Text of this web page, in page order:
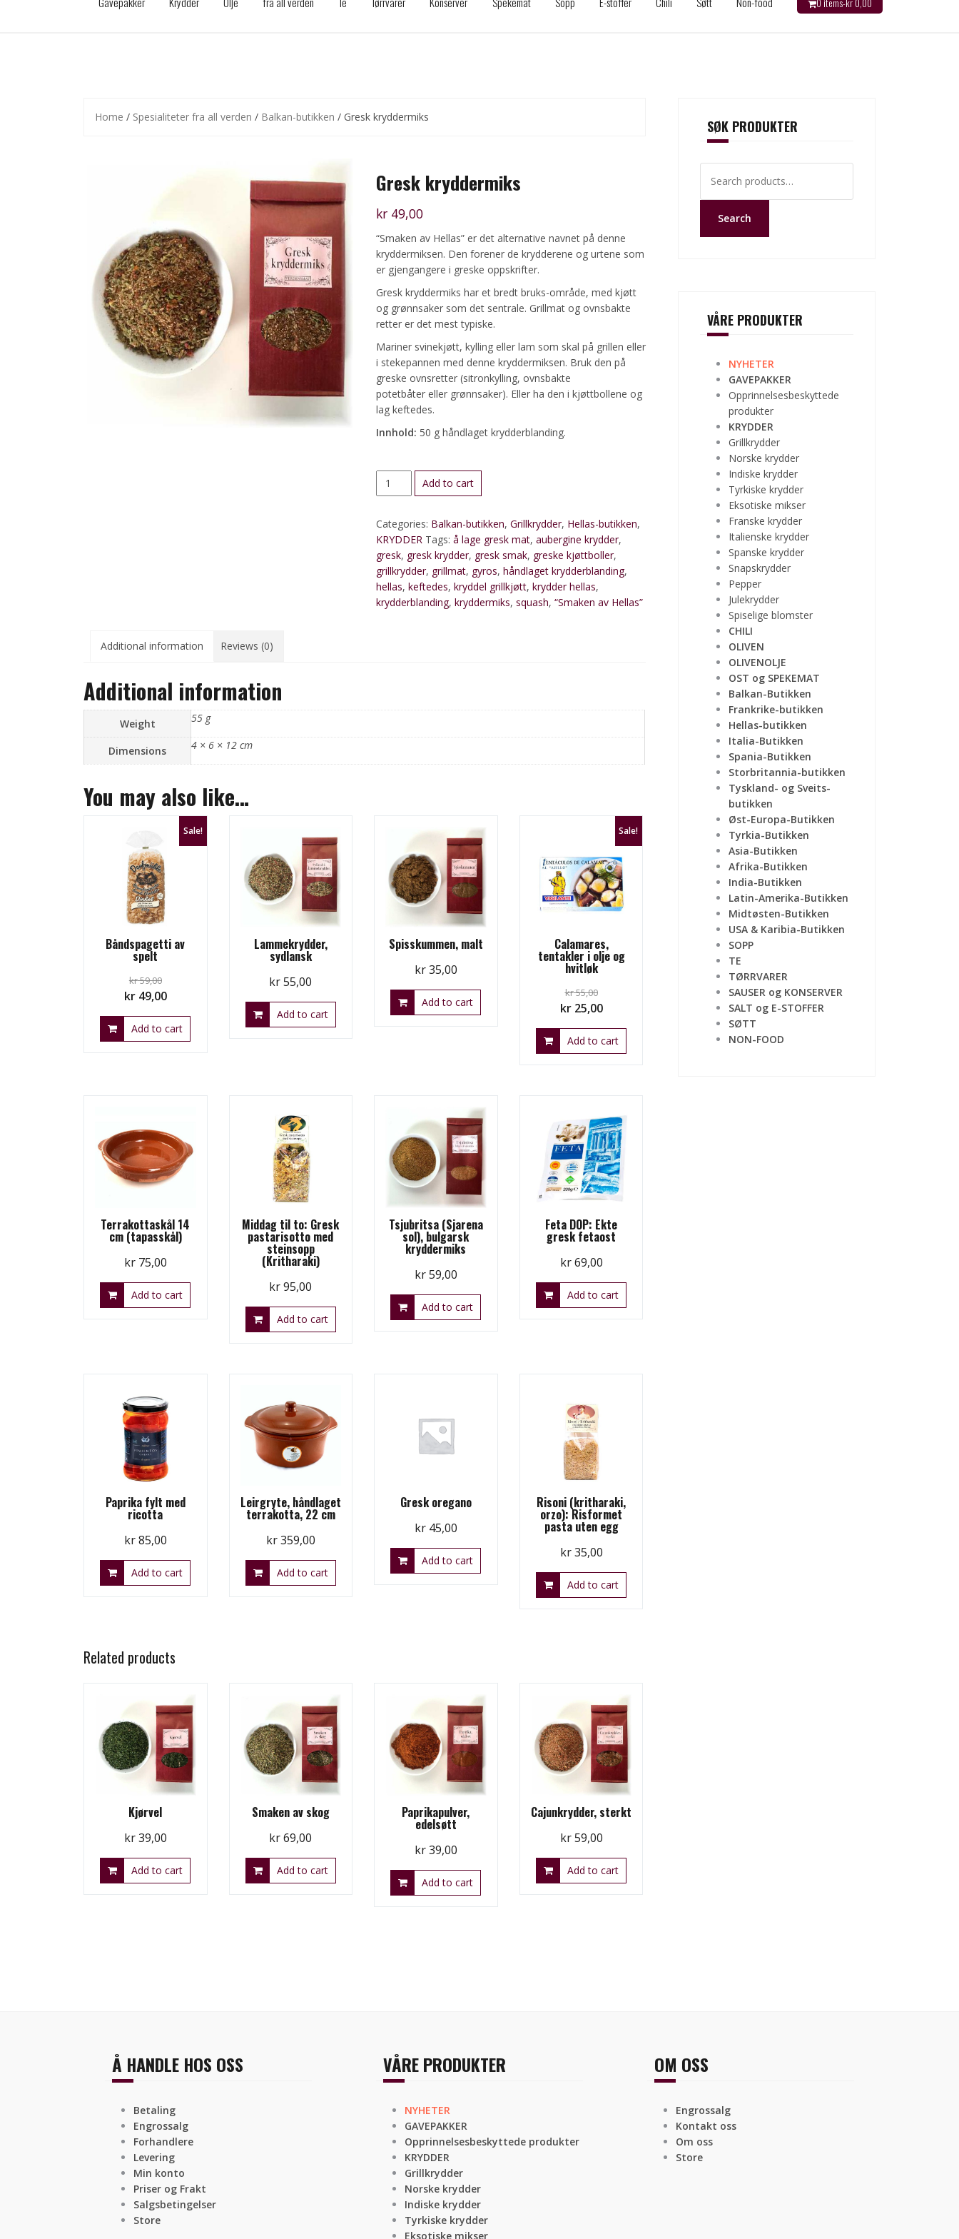
0 items-kr0,00
Home / Spesialiteter fra all verden / Balkan-butikken / Gresk kryddermiks
Gresk kryddermiks
kr49,00
“Smaken av Hellas” er det alternative navnet på denne
kryddermiksen. Den forener de krydderene og urtene som
er gjengangere i greske oppskrifter.
Gresk kryddermiks har et bredt bruks-område, med kjøtt
og grønnsaker som det sentrale. Grillmat og ovnsbakte
retter er det mest typiske.
Mariner svinekjøtt, kylling eller lam som skal på grillen eller
i stekepannen med denne kryddermiksen. Bruk den på
greske ovnsretter (sitronkylling, ovnsbakte
potetbåter eller grønnsaker). Eller ha den i kjøttbollene og
lag keftedes.
Innhold: 50 g håndlaget krydderblanding.
Gresk
kryddermiks
Add to cart
Categories: Balkan-butikken, Grillkrydder, Hellas-butikken,
KRYDDER Tags: å lage gresk mat, aubergine krydder,
gresk, gresk krydder, gresk smak, greske kjøttboller,
grillkrydder, grillmat, gyros, håndlaget krydderblanding,
hellas, keftedes, kryddel grillkjøtt, krydder hellas,
krydderblanding, kryddermiks, squash, “Smaken av Hellas”
Additional information Reviews (0)
Additional information
Weight 55 g
Dimensions 4 × 6 × 12 cm
You may also like…
Sale!
Båndspagetti av
spelt
kr59,00
Original
price
was:
kr49,00Current
price
is:
Add to cart
Lammekrydder,
sydlansk
kr55,00
Add to cart
Spisskummen, malt
kr35,00
Add to cart
Sale!
Calamares,
tentakler i olje og
hvitløk
kr55,00
Original
price
was:
kr25,00Current
price
is:
Add to cart
Terrakottaskål 14
cm (tapasskål)
kr75,00
Add to cart
Middag til to: Gresk
pastarisotto med
steinsopp
(Kritharaki)
kr95,00
Add to cart
Tsjubritsa (Sjarena
sol), bulgarsk
kryddermiks
kr59,00
Add to cart
Feta DOP: Ekte
gresk fetaost
kr69,00
Add to cart
Paprika fylt med
ricotta
kr85,00
Add to cart
Leirgryte, håndlaget
terrakotta, 22 cm
kr359,00
Add to cart
Gresk oregano
kr45,00
Add to cart
Risoni (kritharaki,
orzo): Risformet
pasta uten egg
kr35,00
Add to cart
Related products
Kjørvel
kr39,00
Add to cart
Smaken av skog
kr69,00
Add to cart
Paprikapulver,
edelsøtt
kr39,00
Add to cart
Cajunkrydder, sterkt
kr59,00
Add to cart
SØK PRODUKTER
for:
Search
VÅRE PRODUKTER
NYHETER
GAVEPAKKER
Opprinnelsesbeskyttede
produkter
KRYDDER
Grillkrydder
Norske krydder
Indiske krydder
Tyrkiske krydder
Eksotiske mikser
Franske krydder
Italienske krydder
Spanske krydder
Snapskrydder
Pepper
Julekrydder
Spiselige blomster
CHILI
OLIVEN
OLIVENOLJE
OST og SPEKEMAT
Balkan-Butikken
Frankrike-butikken
Hellas-butikken
Italia-Butikken
Spania-Butikken
Storbritannia-butikken
Tyskland- og Sveits-
butikken
Øst-Europa-Butikken
Tyrkia-Butikken
Asia-Butikken
Afrika-Butikken
India-Butikken
Latin-Amerika-Butikken
Midtøsten-Butikken
USA & Karibia-Butikken
SOPP
TE
TØRRVARER
SAUSER og KONSERVER
SALT og E-STOFFER
SØTT
NON-FOOD
Å HANDLE HOS OSS
Betaling
Engrossalg
Forhandlere
Levering
Min konto
Priser og Frakt
Salgsbetingelser
Store
VÅRE PRODUKTER
NYHETER
GAVEPAKKER
Opprinnelsesbeskyttede produkter
KRYDDER
Grillkrydder
Norske krydder
Indiske krydder
Tyrkiske krydder
Eksotiske mikser
OM OSS
Engrossalg
Kontakt oss
Om oss
Store